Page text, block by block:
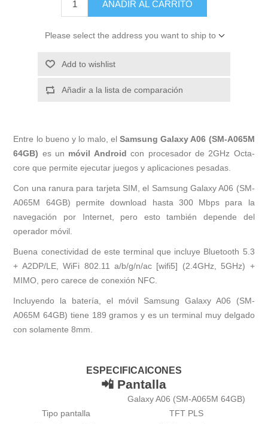
AÑADIR AL CARRITO
Please select the address you want to ship to
Add to wishlist
Añadir a la lista de comparación
Entre lo bueno y lo malo, elSamsung Galaxy A06 (SM-A065M
64GB) es un móvil Android con procesador de 2GHz Octa-
core que permite ejecutar juegos y aplicaciones pesadas.
Con una ranura para tarjeta SIM, el Samsung Galaxy A06 (SM-
A065M 64GB) permite download hasta 300 Mbps para la
navegación por Internet, pero esto también depende del
operador móvil.
Buena conectividad de este terminal que incluye Bluetooth 5.3
+ A2DP/LE, WiFi 802.11 a/b/g/n/ac [wifi5] (2.4GHz, 5GHz) +
MIMO, pero carece de conexión NFC.
Incluyendo la batería, el móvil Samsung Galaxy A06 (SM-
A065M 64GB) tiene 189 gramos y es un terminal muy delgado
con solamente 8mm.
ESPECIFICAICONES
📲 Pantalla
Galaxy A06 (SM-A065M 64GB)
Tipo pantalla
TFT PLS